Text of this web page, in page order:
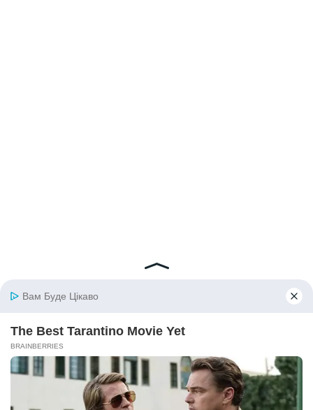
© 2026 iBilingua
Політика конфіденційності та умови користування
сайтом (Privacy Policy)